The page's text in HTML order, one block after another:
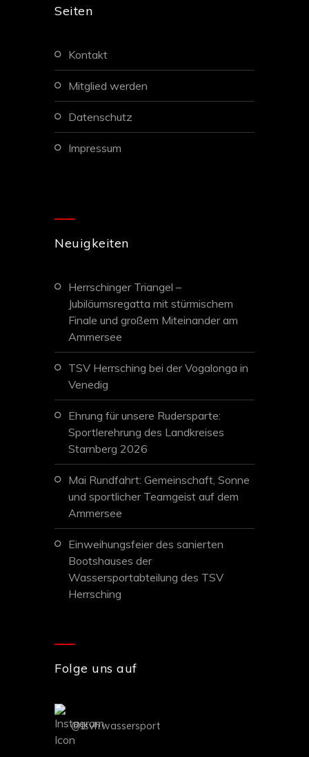
Seiten
kontakt
mitglied werden
datenschutz
impressum
Neuigkeiten
Herrschinger Triangel –
Jubiläumsregatta mit stürmischem
Finale und großem Miteinander am
Ammersee
TSV Herrsching bei der Vogalonga in
Venedig
Ehrung für unsere Rudersparte:
Sportlerehrung des Landkreises
Starnberg 2026
Mai Rundfahrt: Gemeinschaft, Sonne
und sportlicher Teamgeist auf dem
Ammersee
Einweihungsfeier des sanierten
Bootshauses der
Wassersportabteilung des TSV
Herrsching
Folge uns auf
@tsvh.wassersport